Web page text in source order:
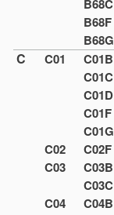
B68C
B68F
B68G
C C01 C01B
C01C
C01D
C01F
C01G
C02 C02F
C03 C03B
C03C
C04 C04B